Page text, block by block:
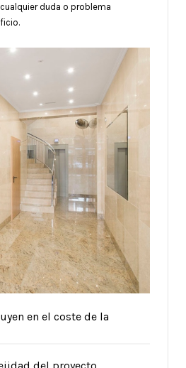
duda o problema
en el coste de la
del proyecto